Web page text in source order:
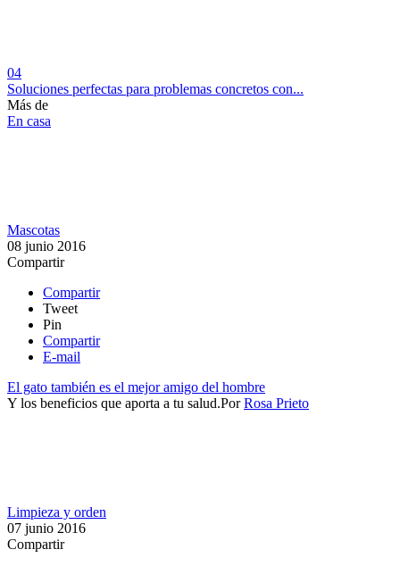
04
Soluciones perfectas para problemas concretos con...
Más de
En casa
Mascotas
08 junio 2016
Compartir
Compartir
Tweet
Pin
Compartir
E-mail
El gato también es el mejor amigo del hombre
Y los beneficios que aporta a tu salud.​PorRosa Prieto
Limpieza y orden
07 junio 2016
Compartir